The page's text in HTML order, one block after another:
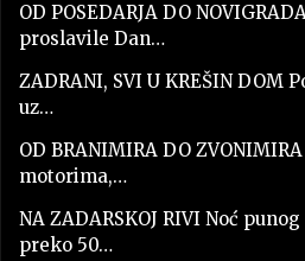
OD POSEDARJA DO
proslavile Dan…
ZADRANI, SVI U KREŠIN DOM
uz…
OD BRANIMIRA DO
motorima,…
NA ZADARSKOJ RIVI Noć
preko 50…